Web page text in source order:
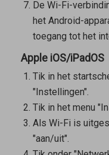
De Wi-Fi-
het Android-
toegang tot het
Apple iOS/iPadOS
Tik in het
"Instellingen".
Tik in het menu
Als Wi-Fi is
"aan/uit".